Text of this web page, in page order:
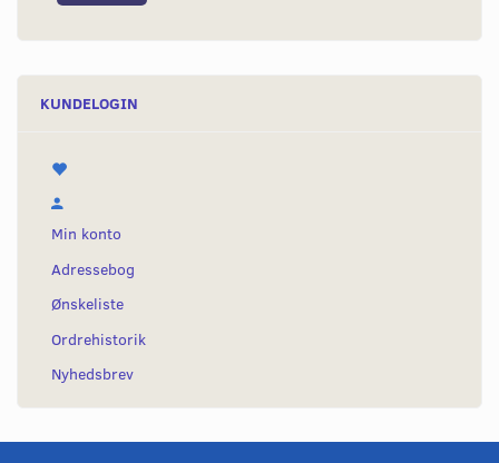
KUNDELOGIN
Min konto
Adressebog
Ønskeliste
Ordrehistorik
Nyhedsbrev